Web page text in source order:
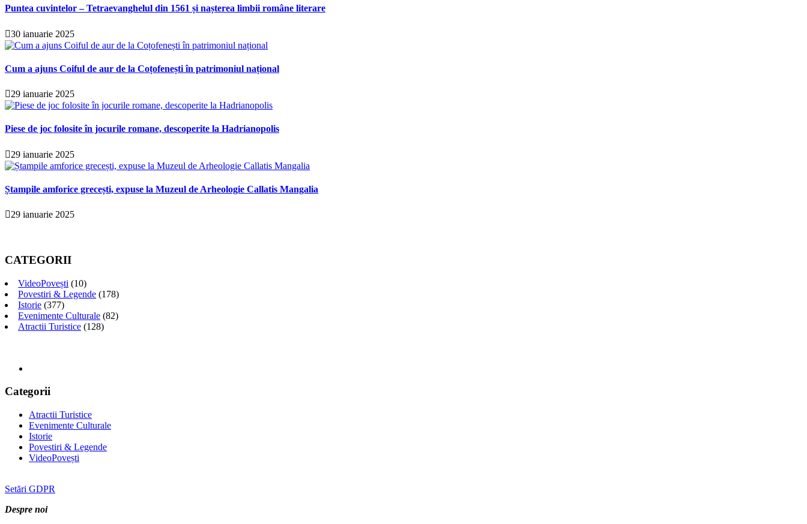
Puntea cuvintelor – Tetraevanghelul din 1561 și nașterea limbii române literare
30 ianuarie 2025
Cum a ajuns Coiful de aur de la Coțofenești în patrimoniul național
29 ianuarie 2025
Piese de joc folosite în jocurile romane, descoperite la Hadrianopolis
29 ianuarie 2025
Ștampile amforice grecești, expuse la Muzeul de Arheologie Callatis Mangalia
29 ianuarie 2025
CATEGORII
VideoPovești (10)
Povestiri & Legende (178)
Istorie (377)
Evenimente Culturale (82)
Atractii Turistice (128)
Categorii
Atractii Turistice
Evenimente Culturale
Istorie
Povestiri & Legende
VideoPovești
Setări GDPR
Despre noi